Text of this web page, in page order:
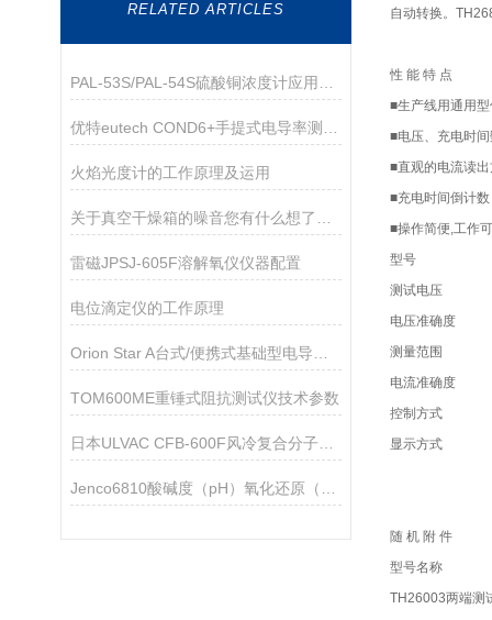
RELATED ARTICLES
火焰光度计的工作原理及运用
雷磁JPSJ-605F溶解氧仪仪器配置
电位滴定仪的工作原理
TOM600ME重锤式阻抗测试仪技术参数
自动转换。
性 能 特 点
■生产线用通用
■电压、充电时
■直观的电流读
■充电时间倒计数
■操作简便,工作
型号
测试电压
电压准确度
测量范围
电流准确度
控制方式
显示方式
随 机 附 件
型号名称
TH26003两端测